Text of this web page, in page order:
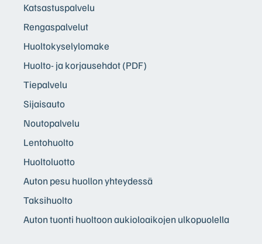
Katsastuspalvelu
Rengaspalvelut
Huoltokyselylomake
Huolto- ja korjausehdot (PDF)
Tiepalvelu
Sijaisauto
Noutopalvelu
Lentohuolto
Huoltoluotto
Auton pesu huollon yhteydessä
Taksihuolto
Auton tuonti huoltoon aukioloaikojen ulkopuolella